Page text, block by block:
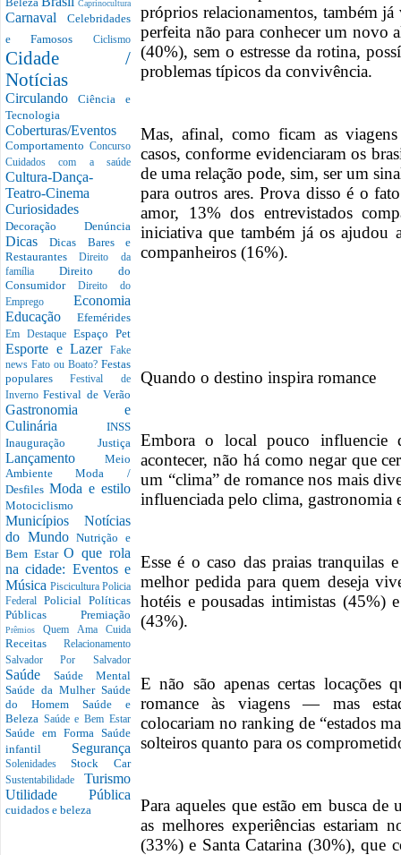
Caprinocultura
Carnaval Celebridades
e Famosos Ciclismo
Cidade /
Notícias
CirculandoCiência e
Tecnologia
Coberturas/Eventos
Comportamento Concurso
Cuidados com a saúde
Cultura-Dança-
Teatro-Cinema
Curiosidades
Decoração Denúncia
DicasDicas Bares e
RestaurantesDireito da
família Direito do
Consumidor Direito do
Emprego Economia
Educação Efemérides
Em Destaque Espaço Pet
Esporte e Lazer
Fake
news Fato ou Boato? Festas
popularesFestival de
InvernoFestival de Verão
Gastronomia e
Culinária INSS
Inauguração Justiça
Lançamento Meio
AmbienteModa /
Desfiles Moda e estilo
Motociclismo
Municípios Notícias
do MundoNutrição e
Bem EstarO que rola
na cidade: Eventos e
Música Piscicultura Policia
Federal Policial Políticas
Públicas Premiação
PrêmiosQuem Ama Cuida
Receitas Relacionamento
Salvador Por Salvador
Saúde Saúde Mental
Saúde da Mulher Saúde
do Homem Saúde e
Beleza Saúde e Bem Estar
Saúde em Forma Saúde
infantil Segurança
SolenidadesStock Car
Sustentabilidade Turismo
Utilidade Pública
cuidados e beleza
próprios relacionamentos, também
perfeita não para conhecer um novo
(40%), sem o estresse da rotina,
problemas típicos da convivência.
Mas, afinal, como ficam as
casos, conforme evidenciaram os
de uma relação pode, sim, ser um
para outros ares. Prova disso é o
amor, 13% dos entrevistados
iniciativa que também já os ajudou
companheiros (16%).
Quando o destino inspira romance
Embora o local pouco influencie
acontecer, não há como negar que
um “clima” de romance nos mais
influenciada pelo clima, gastronomia
Esse é o caso das praias tranquilas
melhor pedida para quem deseja
hotéis e pousadas intimistas (45%)
(43%).
E não são apenas certas locações
romance às viagens — mas
colocariam no ranking de “estados
solteiros quanto para os
Para aqueles que estão em busca
as melhores experiências
(33%) e Santa Catarina (30%), que